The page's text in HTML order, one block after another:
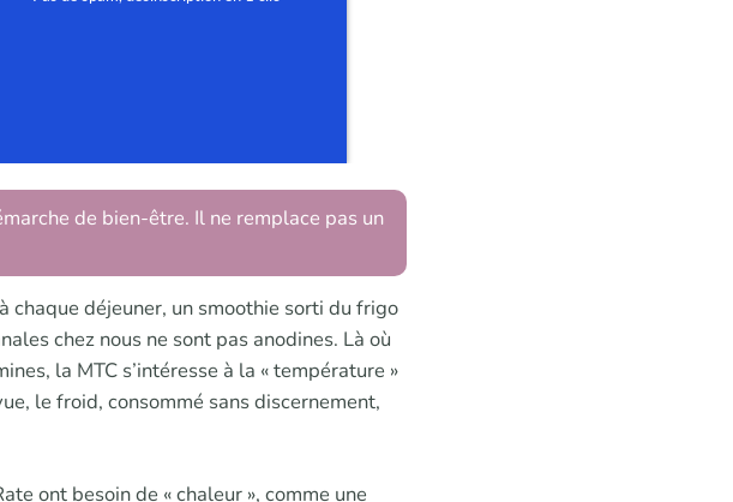
de bien-être. Il ne remplace pas un
chaque déjeuner, un smoothie sorti du frigo
chez nous ne sont pas anodines. Là où
la MTC s’intéresse à la « température »
le froid, consommé sans discernement,
ont besoin de « chaleur », comme une